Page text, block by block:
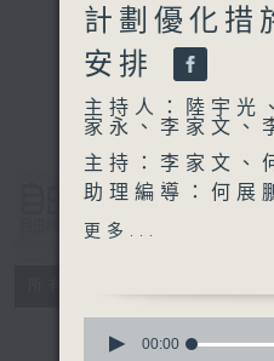
自由
PHONE
計劃優化措
安排
主持人：陸宇光
家永、李家文、
主持：李家文、
助理編導：何展
高級編導：李以
更多...
seconds
00:00